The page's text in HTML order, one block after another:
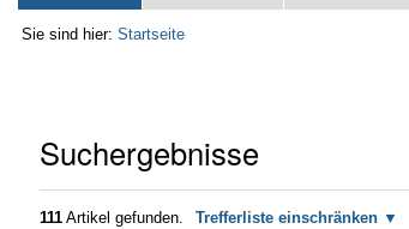
Sie sind hier: Startseite
Suchergebnisse
111 Artikel gefunden. Trefferliste einschränken